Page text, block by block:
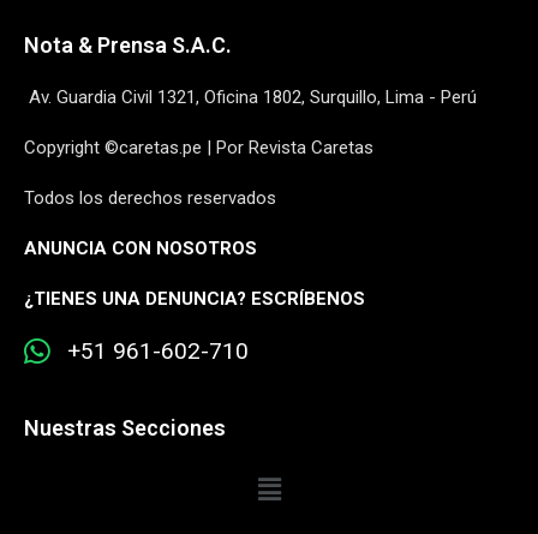
Nota & Prensa S.A.C.
Av. Guardia Civil 1321, Oficina 1802, Surquillo, Lima - Perú
Copyright ©caretas.pe | Por Revista Caretas
Todos los derechos reservados
ANUNCIA CON NOSOTROS
¿TIENES UNA DENUNCIA? ESCRÍBENOS
+51 961-602-710
Nuestras Secciones